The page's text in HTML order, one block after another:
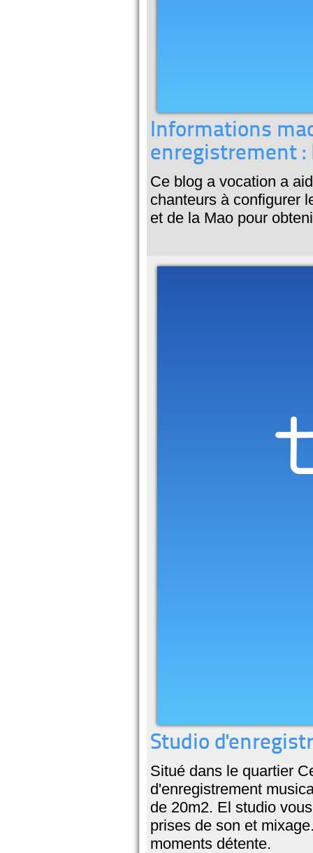
Informations
enregistrement :
Ce blog a vocation a
chanteurs à configurer
et de la Mao pour
Studio
Situé dans le quartier
d'enregistrement
de 20m2. El studio
prises de son et
moments détente.